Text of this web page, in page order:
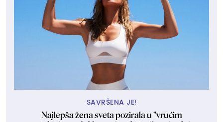
SAVRŠENA JE!
Najlepša žena sveta pozirala u "vrućim